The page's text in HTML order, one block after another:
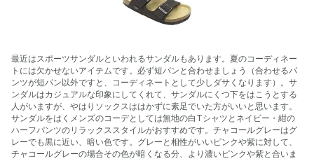
最近はスポーツサンダルといわれるサンダルもあります。夏のコーディネー
トには欠かせないアイテムです。必ず短パンと合わせましょう（合わせるパ
ンツが短パン以外ですと、コーディネートとして少しダサくなります）。サ
ンダルはカジュアルな印象にしてくれて、サンダルにくつ下をはこうとする
人がいますが、やはりソックスははかずに素足でいた方がいいと思います。
サンダルをはくメンズのコーデとしては無地の白Tシャツとネイビー・紺の
ハーフパンツのリラックススタイルがおすすめです。チャコールグレーはグ
レーでも黒に近い、暗い色です。グレーと相性がいいピンクや紫に対して、
チャコールグレーの場合その色が暗くなる分、より濃いピンクや紫と合いま